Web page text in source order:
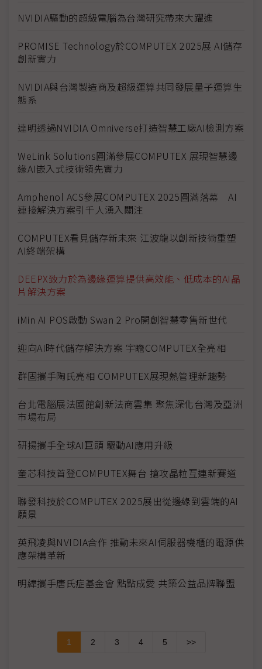
NVIDIA驅動的超級電腦為台灣研究帶來大躍進
PROMISE Technology於COMPUTEX 2025展 AI儲存
創新實力
NVIDIA與台灣製造商及超級運算共同發展量子運算生
態系
達明透過NVIDIA Omniverse打造智慧工廠AI檢測方案
WeLink Solutions圓滿參展COMPUTEX 展現智慧邊
緣AI嵌入式技術領先實力
Amphenol ACS參展COMPUTEX 2025圓滿落幕 AI
連接解決方案引千人湧入關注
COMPUTEX看見儲存新未來 江波龍以創新技術重塑
AI終端架構
DEEPX致力於為邊緣運算提供高效能、低成本的AI晶
片解決方案
iMin AI POS啟動 Swan 2 Pro開創智慧零售新世代
迎向AI時代儲存解決方案 宇瞻COMPUTEX全亮相
群固攜手陶氏亮相 COMPUTEX展現熱管理新趨勢
台北電腦展法國館創新法商雲集 聚焦深化台灣及亞洲
市場布局
研揚攜手全球AI巨頭 驅動AI應用升級
奎芯科技首登COMPUTEX舞台 搶攻晶粒互連新賽道
聯發科技於COMPUTEX 2025展出從邊緣到雲端的AI
願景
英飛凌與NVIDIA合作 推動未來AI伺服器機櫃的電源供
應架構革新
明緯攜手唐氏症基金會 點點成愛 共築公益品牌聯盟
1 2 3 4 5 >>